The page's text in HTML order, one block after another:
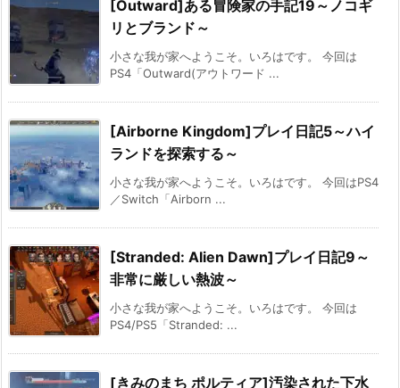
[Outward]ある冒険家の手記19～ノコギ
リとブランド～
小さな我が家へようこそ。いろはです。 今回は
PS4「Outward(アウトワード ...
[Airborne Kingdom]プレイ日記5～ハイ
ランドを探索する～
小さな我が家へようこそ。いろはです。 今回はPS4
／Switch「Airborn ...
[Stranded: Alien Dawn]プレイ日記9～
非常に厳しい熱波～
小さな我が家へようこそ。いろはです。 今回は
PS4/PS5「Stranded: ...
[きみのまち ポルティア]汚染された下水